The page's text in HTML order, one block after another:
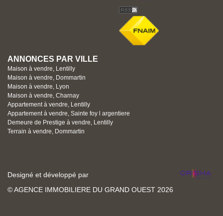
ANNONCES PAR VILLE
Maison à vendre, Lentilly
Maison à vendre, Dommartin
Maison à vendre, Lyon
Maison à vendre, Charnay
Appartement à vendre, Lentilly
Appartement à vendre, Sainte foy l argentiere
Demeure de Prestige à vendre, Lentilly
Terrain à vendre, Dommartin
Designé et développé par
© AGENCE IMMOBILIERE DU GRAND OUEST 2026